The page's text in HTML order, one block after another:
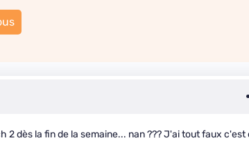
2 dès la fin de la semaine... nan ??? J'ai tout faux c'est